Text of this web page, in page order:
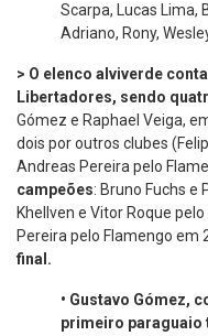
Scarpa, Lucas Lima,
Adriano, Rony,
> O elenco alviverde
Libertadores, sendo
Gómez e Raphael Veiga,
dois por outros clubes
Andreas Pereira pelo
campeões: Bruno Fuchs e
Khellven e Vitor Roque
Pereira pelo Flamengo em
final.
• Gustavo Gómez,
primeiro paraguaio